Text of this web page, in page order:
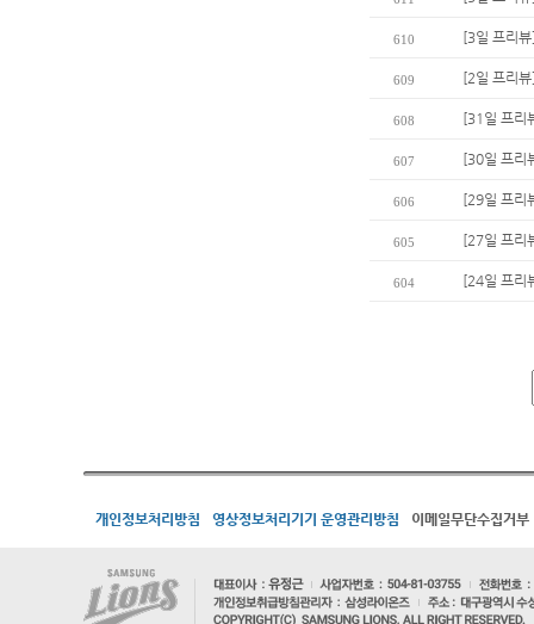
610 [3일 프리
609 [2일 프리
608 [31일 프리
607 [30일 프리
606 [29일 프리
605 [27일 프리
604 [24일 프리
개인정보처리방침 영상정보처리기기 운영관리방침 이메일무단수집거부